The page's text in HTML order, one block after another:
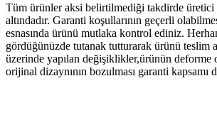
Tüm ürünler aksi belirtilmediği takdirde üretici
altındadır. Garanti koşullarının geçerli
esnasında ürünü mutlaka kontrol ediniz.
gördüğünüzde tutanak tutturarak ürünü teslim
üzerinde yapılan değişiklikler,ürünün deforme
orijinal dizaynının bozulması garanti kapsamı